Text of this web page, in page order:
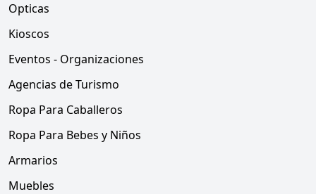
Opticas
Kioscos
Eventos - Organizaciones
Agencias de Turismo
Ropa Para Caballeros
Ropa Para Bebes y Niños
Armarios
Muebles